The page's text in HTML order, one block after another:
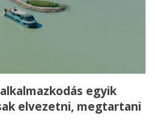
egyik
elvezetni, megtartani